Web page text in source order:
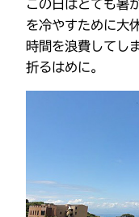
この日はとても暑
を冷やすために大
時間を浪費してし
折るはめに。